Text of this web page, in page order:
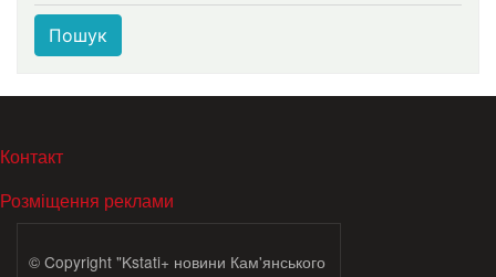
Пошук
МЕНЮ В ПОДВАЛЕ
Контакт
Розміщення реклами
© Copyright "Kstati+ новини Кам'янського